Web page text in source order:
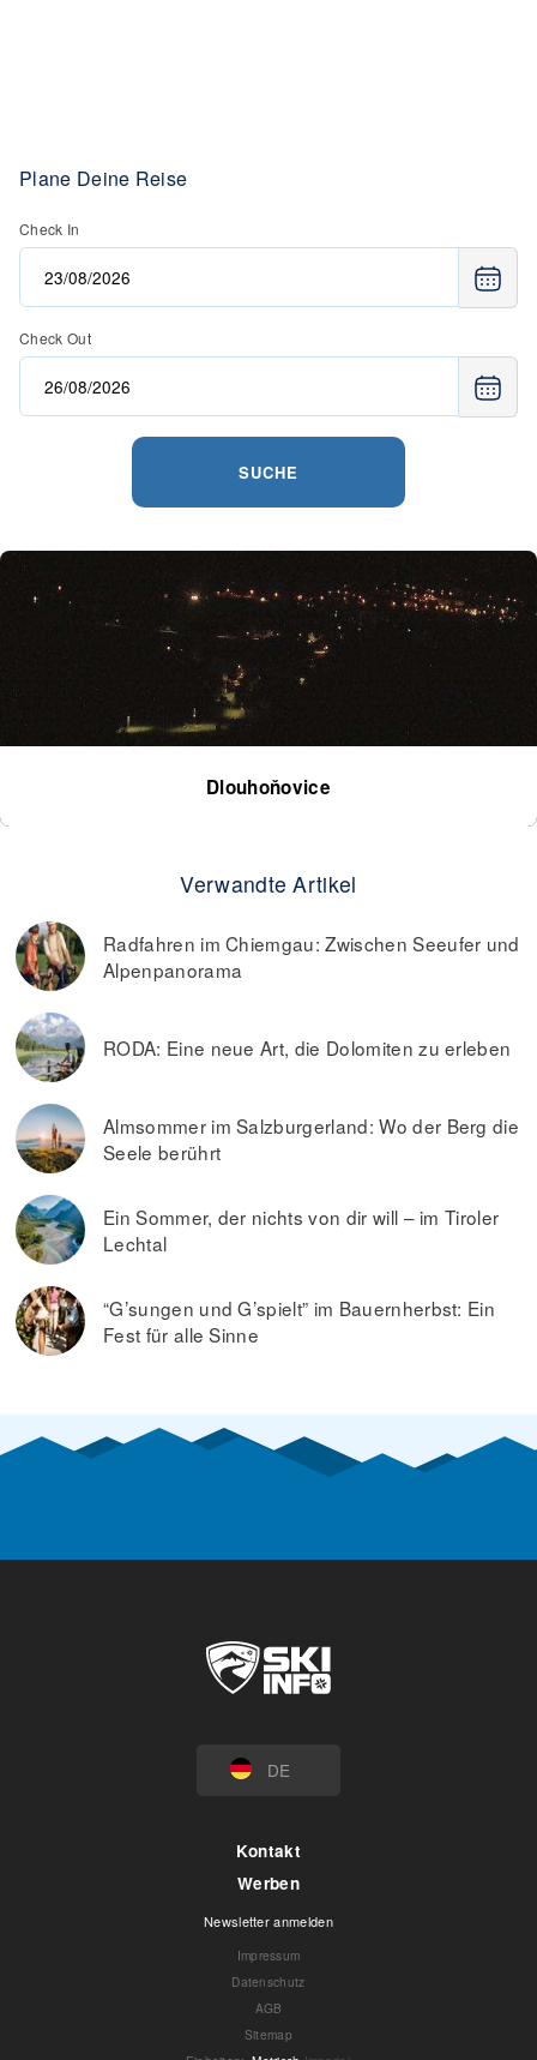
Plane Deine Reise
Check In
Check Out
SUCHE
Dlouhoňovice
Verwandte Artikel
Radfahren im Chiemgau: Zwischen Seeufer und
Alpenpanorama
RODA: Eine neue Art, die Dolomiten zu erleben
Almsommer im Salzburgerland: Wo der Berg die
Seele berührt
Ein Sommer, der nichts von dir will – im Tiroler
Lechtal
“G’sungen und G’spielt” im Bauernherbst: Ein
Fest für alle Sinne
DE
Kontakt
Werben
Newsletter anmelden
Impressum
Datenschutz
AGB
Sitemap